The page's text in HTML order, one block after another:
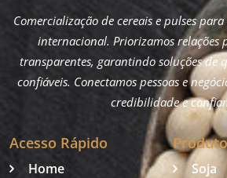
Comercialização de cereais e pulses
internacional. Priorizamos relações
transparentes, garantindo soluções de
confiáveis. Conectamos pessoas e
credibilidade e
Acesso Rápido
Home
Soja